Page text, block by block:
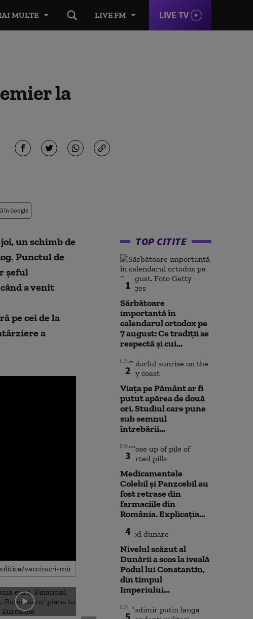
LIVE FM LIVE TV
MULTE
la
în Google
un schimb de
Punctul de
șeful
a venit
pe cei de la
a
Emil Boc, primarul Clujului,
prezintă leacul pentru
TOP CITITE
1
Sărbătoare
importantă în
calendarul ortodox pe
7 august: Ce tradiții se
respectă și cui...
2
Viața pe Pământ ar fi
putut apărea de două
ori. Studiul care pune
sub semnul
întrebării...
3
Medicamentele
Colebil și Panzcebil au
fost retrase din
farmaciile din
România. Explicația...
4
Nivelul scăzut al
Dunării a scos la iveală
Podul lui Constantin,
din timpul
Imperiului...
5